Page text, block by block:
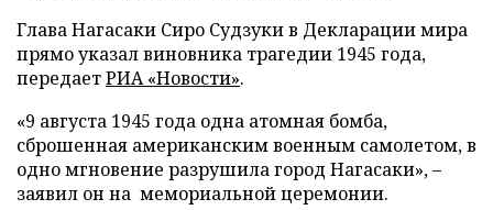
Глава Нагасаки Сиро Судзуки в Декларации мира
прямо указал виновника трагедии 1945 года,
передаетРИА «Новости».
«9 августа 1945 года одна атомная бомба,
сброшенная американским военным самолетом, в
одно мгновение разрушила город Нагасаки», –
заявил он на мемориальной церемонии.